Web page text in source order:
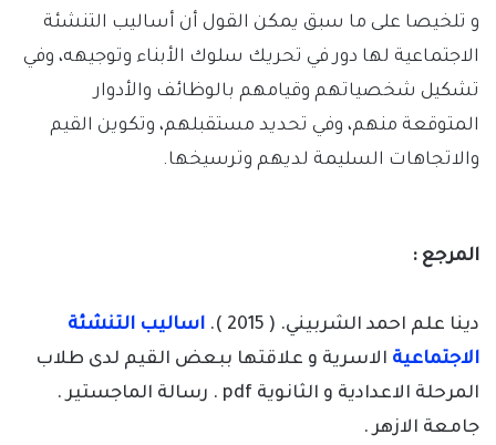
و تلخيصا على ما سبق يمكن القول أن أساليب التنشئة
الاجتماعية لها دور في تحريك سلوك الأبناء وتوجيهه، وفي
تشكيل شخصياتهم وقيامهم بالوظائف والأدوار
المتوقعة منهم، وفي تحديد مستقبلهم، وتكوين القيم
والاتجاهات السليمة لديهم وترسيخها.
المرجع :
دينا علم احمد الشربيني. ( 2015 ).
اساليب التنشئة
الاجتماعية الاسرية و علاقتها ببعض القيم لدى طلاب
المرحلة الاعدادية و الثانوية pdf . رسالة الماجستير .
جامعة الازهر .